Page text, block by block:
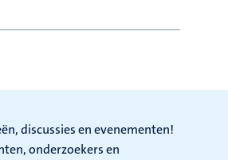
discussies en evenementen!
onderzoekers en